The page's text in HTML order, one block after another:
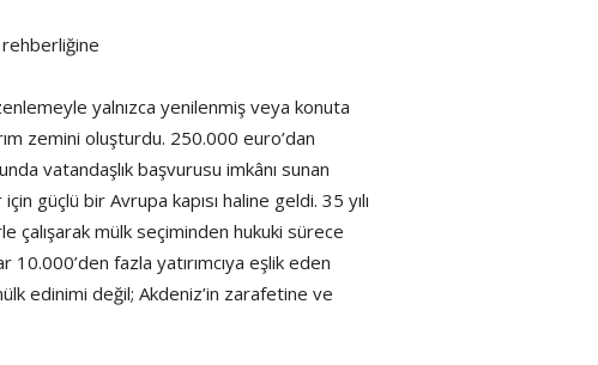
rehberliğine
yalnızca yenilenmiş veya konuta
zemini oluşturdu. 250.000 euro’dan
vatandaşlık başvurusu imkânı sunan
güçlü bir Avrupa kapısı haline geldi. 35 yılı
çalışarak mülk seçiminden hukuki sürece
fazla yatırımcıya eşlik eden
edinimi değil; Akdeniz’in zarafetine ve